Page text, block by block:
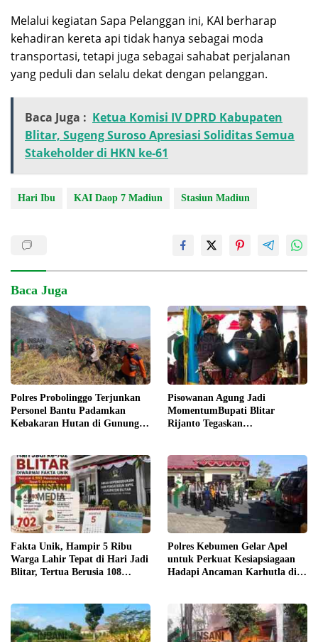
Melalui kegiatan Sapa Pelanggan ini, KAI berharap
kehadiran kereta api tidak hanya sebagai moda
transportasi, tetapi juga sebagai sahabat perjalanan
yang peduli dan selalu dekat dengan pelanggan.
Baca Juga : Ketua Komisi IV DPRD Kabupaten
Blitar, Sugeng Suroso Apresiasi Soliditas Semua
Stakeholder di HKN ke-61
Hari Ibu KAI Daop 7 Madiun Stasiun Madiun
Baca Juga
Polres Probolinggo Terjunkan
Personel Bantu Padamkan
Kebakaran Hutan di Gunung
Pisowanan Agung Jadi
MomentumBupati Blitar
Rijanto Tegaskan
Fakta Unik, Hampir 5 Ribu
Warga Lahir Tepat di Hari Jadi
Blitar, Tertua Berusia 108
Polres Kebumen Gelar Apel
untuk Perkuat Kesiapsiagaan
Hadapi Ancaman Karhutla di